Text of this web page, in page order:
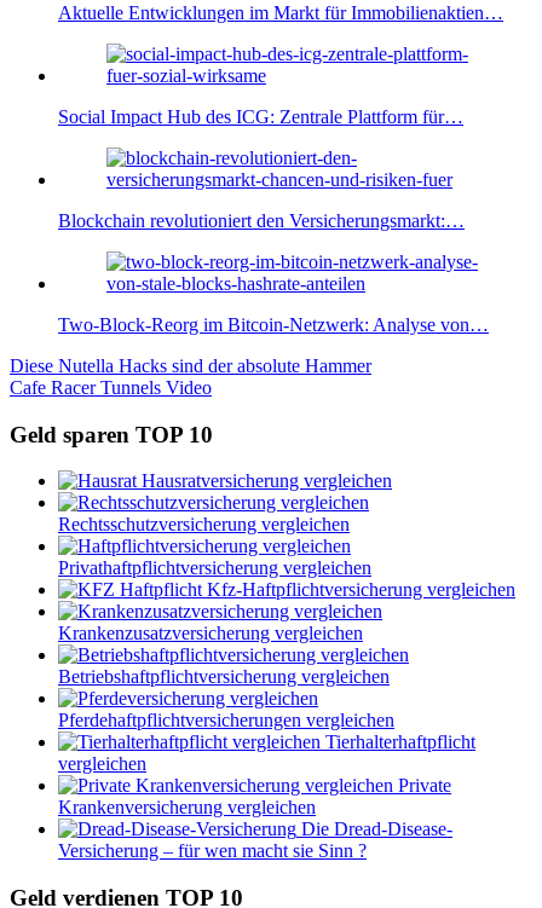
Aktuelle Entwicklungen im Markt für Immobilienaktien…
Social Impact Hub des ICG: Zentrale Plattform für…
Blockchain revolutioniert den Versicherungsmarkt:…
Two-Block-Reorg im Bitcoin-Netzwerk: Analyse von…
Beitragsnavigation
Vorheriger
Beitrag:
Diese Nutella Hacks sind der absolute Hammer
Nächster
Cafe Racer Tunnels Video
Geld sparen TOP 10
Hausratversicherung vergleichen
Rechtsschutzversicherung vergleichen
Privathaftpflichtversicherung vergleichen
Kfz-Haftpflichtversicherung vergleichen
Krankenzusatzversicherung vergleichen
Betriebshaftpflichtversicherung vergleichen
Pferdehaftpflichtversicherungen vergleichen
Tierhalterhaftpflicht
vergleichen
Private
Krankenversicherung vergleichen
Die Dread-Disease-
Versicherung – für wen macht sie Sinn ?
Geld verdienen TOP 10